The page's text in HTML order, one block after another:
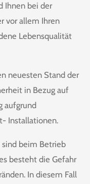
Ihnen bei der
vor allem Ihren
Lebensqualität
neuesten Stand der
in Bezug auf
aufgrund
Installationen.
beim Betrieb
besteht die Gefahr
In diesem Fall